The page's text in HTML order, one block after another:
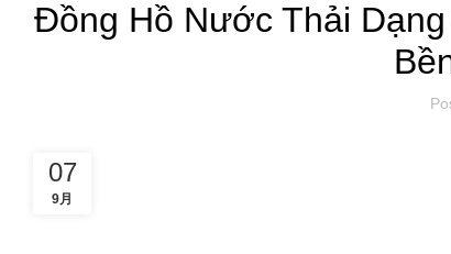
Đồng Hồ Nước Thải
07
9月